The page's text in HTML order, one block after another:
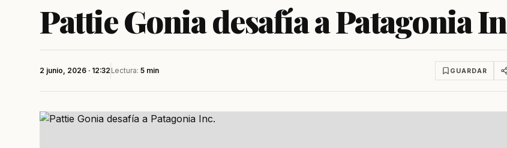
Pattie Gonia desafía a Patagonia
2 junio, 2026 · 12:32 Lectura: 5 min GUARDAR